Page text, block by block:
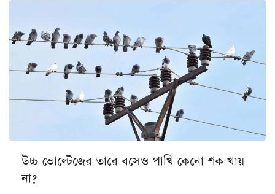
উচ্চ ভোল্টেজের তারে বসেও পাখি কেনো শক খায়
না?